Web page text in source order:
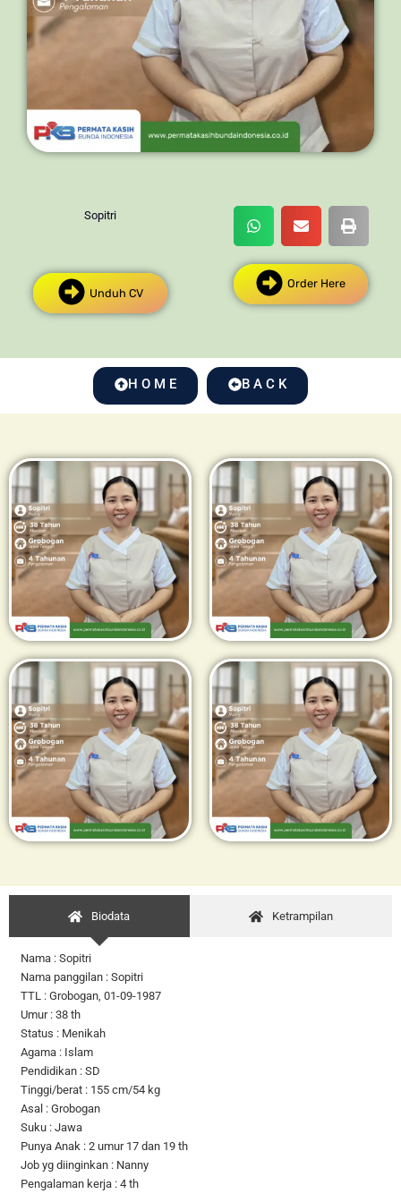
Sopitri
Unduh CV
Order Here
H O M E B A C K
Biodata Ketrampilan
Nama : Sopitri
Nama panggilan : Sopitri
TTL : Grobogan, 01-09-1987
Umur : 38 th
Status : Menikah
Agama : Islam
Pendidikan : SD
Tinggi/berat : 155 cm/54 kg
Asal : Grobogan
Suku : Jawa
Punya Anak : 2 umur 17 dan 19 th
Job yg diinginkan : Nanny
Pengalaman kerja : 4 th